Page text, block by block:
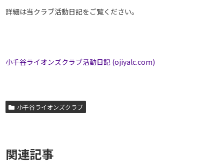
詳細は当クラブ活動日記をご覧ください。
小千谷ライオンズクラブ活動日記 (ojiyalc.com)
小千谷ライオンズクラブ
関連記事